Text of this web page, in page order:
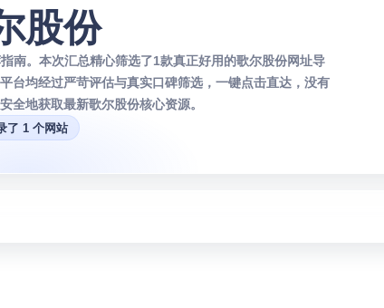
股份
南。本次汇总精心筛选了1款真正好用的歌尔股份网址导
台均经过严苛评估与真实口碑筛选，一键点击直达，没有
全地获取最新歌尔股份核心资源。
了 1 个网站